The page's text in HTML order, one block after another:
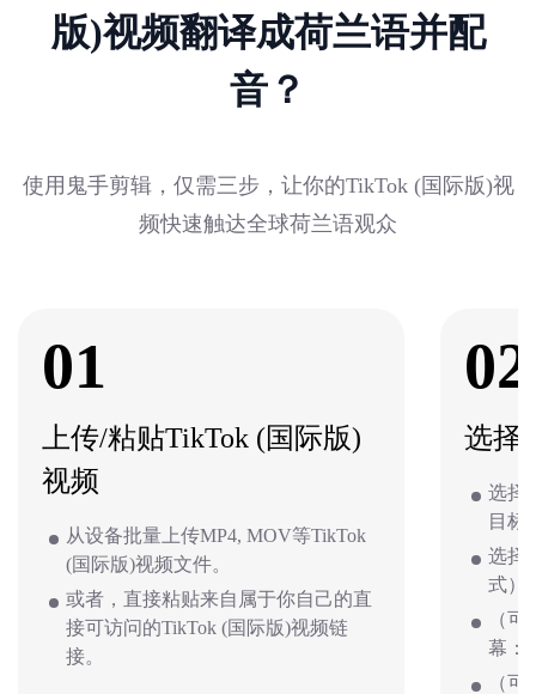
版)视频翻译成荷兰语并配
音？
使用鬼手剪辑，仅需三步，让你的TikTok (国际版)视
频快速触达全球荷兰语观众
01
上传/粘贴TikTok (国际版)
视频
从设备批量上传MP4, MOV等TikTok
(国际版)视频文件。
或者，直接粘贴来自属于你自己的直
接可访问的TikTok (国际版)视频链
接。
02
选择
选择
目标
选择
式）
（
幕：
（